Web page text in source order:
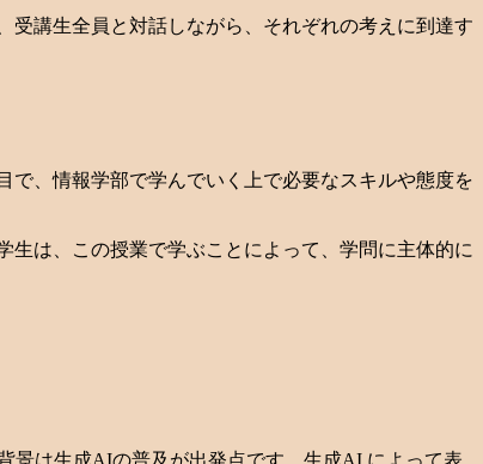
受講生全員と対話しながら、それぞれの考えに到達す
、情報学部で学んでいく上で必要なスキルや態度を
は、この授業で学ぶことによって、学問に主体的に
景は生成AIの普及が出発点です。生成AI によって表